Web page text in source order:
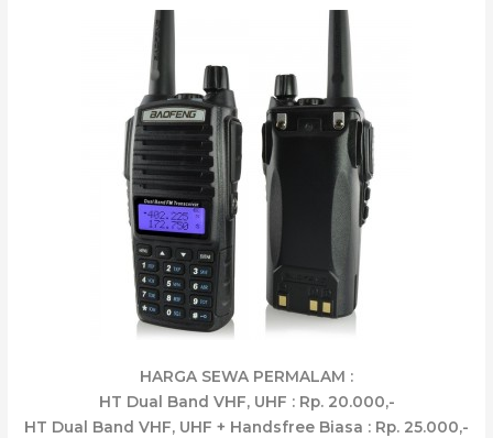
HARGA SEWA PERMALAM :
HT Dual Band VHF, UHF : Rp. 20.000,-
HT Dual Band VHF, UHF + Handsfree Biasa : Rp. 25.000,-